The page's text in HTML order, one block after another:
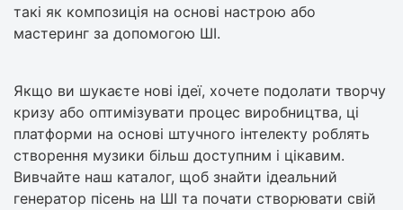
такі як композиція на основі настрою або
мастеринг за допомогою ШІ.
Якщо ви шукаєте нові ідеї, хочете подолати творчу
кризу або оптимізувати процес виробництва, ці
платформи на основі штучного інтелекту роблять
створення музики більш доступним і цікавим.
Вивчайте наш каталог, щоб знайти ідеальний
генератор пісень на ШІ та почати створювати свій